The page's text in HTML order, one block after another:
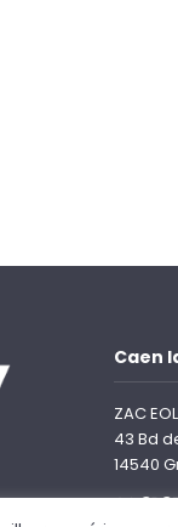
Caen
ZAC
43 Bd
14540
02 31